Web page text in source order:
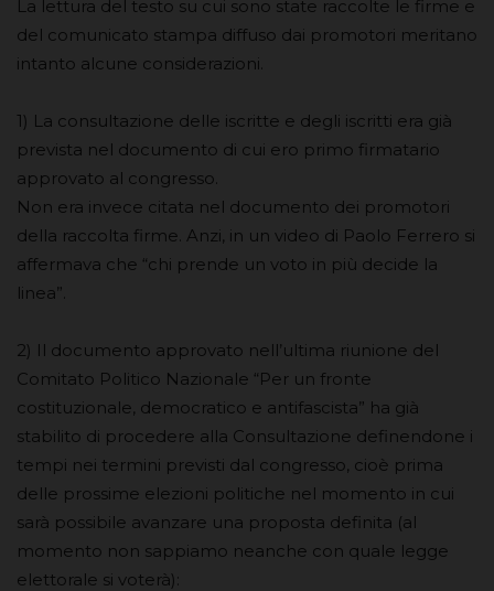
La lettura del testo su cui sono state raccolte le firme e
del comunicato stampa diffuso dai promotori meritano
intanto alcune considerazioni.
1) La consultazione delle iscritte e degli iscritti era già
prevista nel documento di cui ero primo firmatario
approvato al congresso.
Non era invece citata nel documento dei promotori
della raccolta firme. Anzi, in un video di Paolo Ferrero si
affermava che “chi prende un voto in più decide la
linea”.
2) Il documento approvato nell’ultima riunione del
Comitato Politico Nazionale “Per un fronte
costituzionale, democratico e antifascista” ha già
stabilito di procedere alla Consultazione definendone i
tempi nei termini previsti dal congresso, cioè prima
delle prossime elezioni politiche nel momento in cui
sarà possibile avanzare una proposta definita (al
momento non sappiamo neanche con quale legge
elettorale si voterà):